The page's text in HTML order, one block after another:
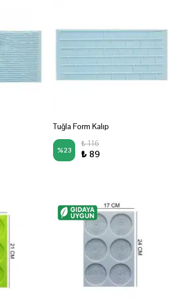
Tuğla Form Kalıp
%23
₺ 116
₺ 89